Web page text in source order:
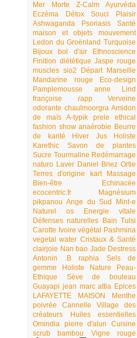
Mer Morte
Z-Calm
Ayurvéda
Eczéma
Détox Souci
Plaisir
Ashwaganda
Psoriasis
Santé
maison et objets
mouvement
Ledon du Groënland Turquoise
Bijoux
bol d'air
Ethnoscience
Finition diététique Jaspe rouge
muscles sio2 Départ
Marseille
Mandarine rouge
Eco-design
Pamplemousse
anne Lind
françoise rapp
Verveine
odorante chaulmoorgra Amidon
de maïs A-typik prele
ethical
fashion show anaérobie Beurre
de karité
Hiver Jus
Holiste
Karethic
Savon de plantes
Sucre Tourmaline Redémarrage
naturo Laver Daniel Briez Ortie
Terres d'origine
kart
Massage
Bien-être
Echinacée
ecocentric.fr
Magnésium
pikpanou Ange du Sud
Mint-e
Naturel
os
Energie vitale
Défenses naturelles
Bain Tulsi
Carotte Ivoire végétal
Pashmina
vegetal water Cristaux & Santé
clairjoie Nan bao Jade Destress
Antonin .B
raphia
Sels de
gemme
Holiste Nature
Peau-
Ethique
Sève de bouleau
Guayapi jean marc attia Epices
LAFAYETTE MAISON
Menthe
poivrée
Cannelle
Village des
créateurs
Huiles essentielles
Omindia pierre d'alun
Cuisine
scrub bambou
Vigne rouge